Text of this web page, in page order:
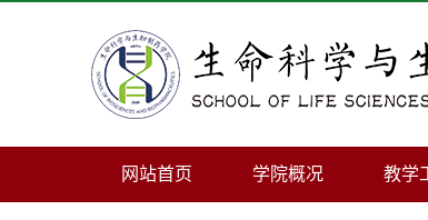
网站首页 学院概况 教学